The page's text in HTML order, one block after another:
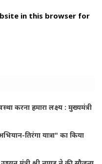
in this browser for
करना हमारा लक्ष्य : मुख्यमंत्री
तिरंगा यात्रा" का किया